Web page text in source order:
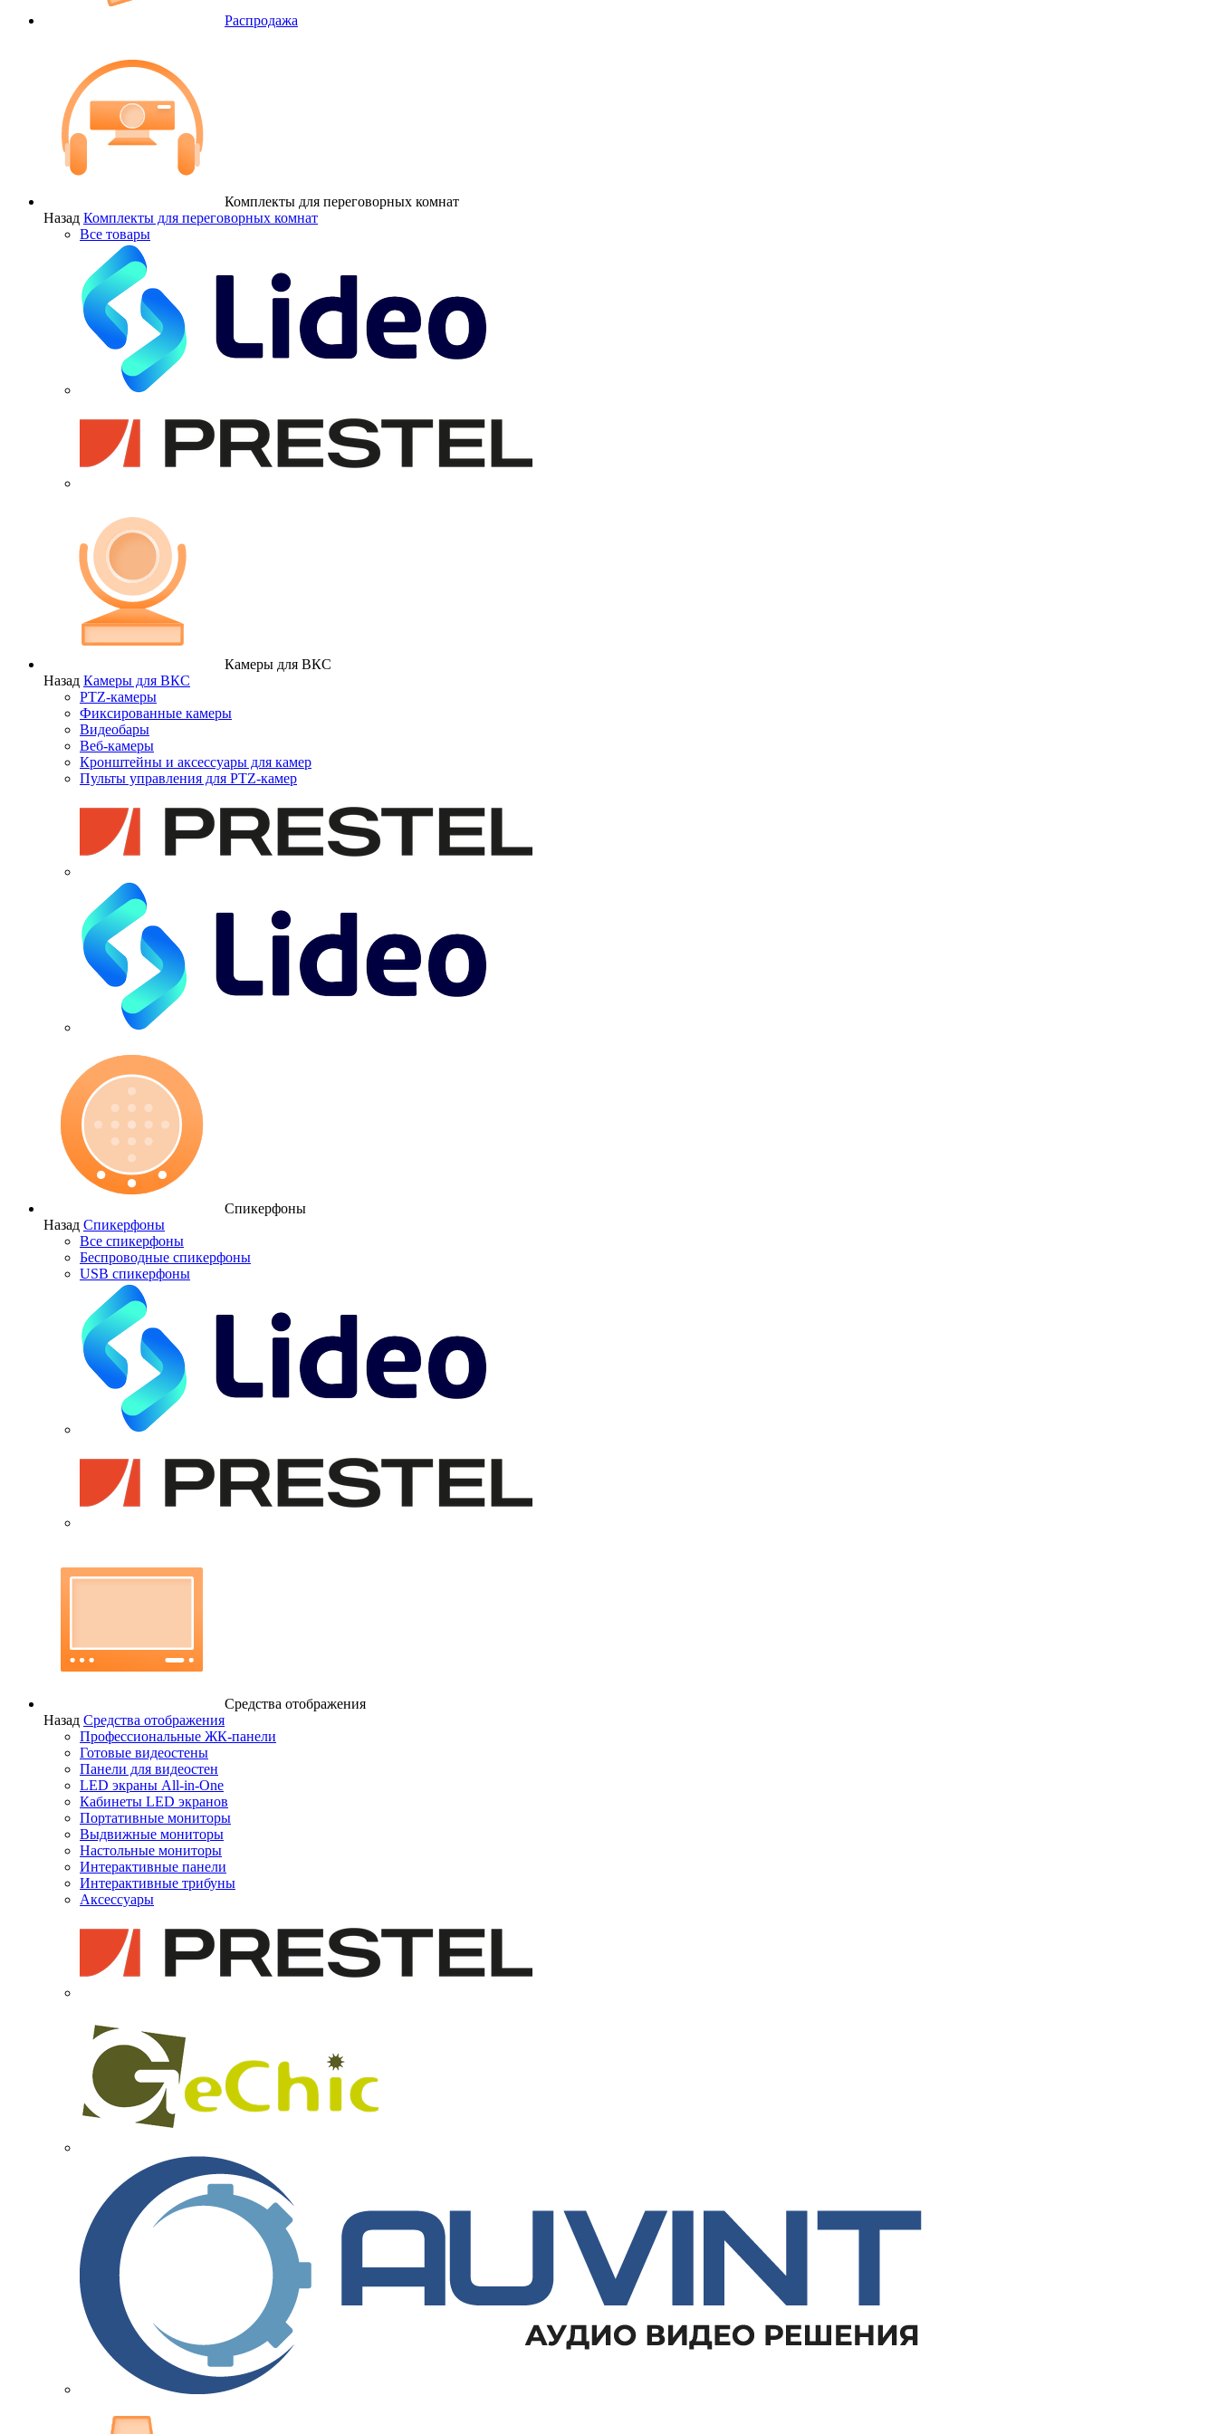
Распродажа
Комплекты для переговорных комнат
Назад Комплекты для переговорных комнат
Все товары
Камеры для ВКС
Назад Камеры для ВКС
PTZ-камеры
Фиксированные камеры
Видеобары
Веб-камеры
Кронштейны и аксессуары для камер
Пульты управления для PTZ-камер
Спикерфоны
Назад Спикерфоны
Все спикерфоны
Беспроводные спикерфоны
USB спикерфоны
Средства отображения
Назад Средства отображения
Профессиональные ЖК-панели
Готовые видеостены
Панели для видеостен
LED экраны All-in-One
Кабинеты LED экранов
Портативные мониторы
Выдвижные мониторы
Настольные мониторы
Интерактивные панели
Интерактивные трибуны
Аксессуары